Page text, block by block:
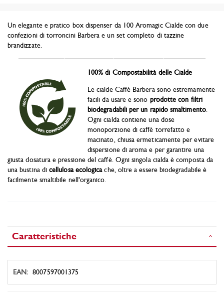
Un elegante e pratico box dispenser da 100 Aromagic Cialde con due
confezioni di torroncini Barbera e un set completo di tazzine
brandizzate.
100% di Compostabilità delle Cialde
Le cialde Caffè Barbera sono estremamente
facili da usare e sono prodotte con filtri
biodegradabili per un rapido smaltimento.
Ogni cialda contiene una dose
monoporzione di caffè torrefatto e
macinato, chiusa ermeticamente per evitare
dispersione di aroma e per garantire una
giusta dosatura e pressione del caffè. Ogni singola cialda è composta da
una bustina dicellulosa ecologicache, oltre a essere biodegradabile è
facilmente smaltibile nell'organico.
Caratteristiche
8007597001375